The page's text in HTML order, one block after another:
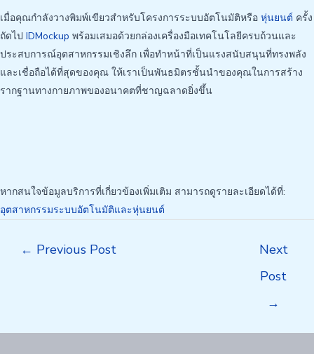
เมื่อคุณกำลังวางพิมพ์เขียวสำหรับโครงการระบบอัตโนมัติหรือ หุ่นยนต์ ครั้ง
ถัดไป IDMockup พร้อมเสมอด้วยกล่องเครื่องมือเทคโนโลยีครบถ้วนและ
ประสบการณ์อุตสาหกรรมเชิงลึก เพื่อทำหน้าที่เป็นแรงสนับสนุนที่ทรงพลัง
และเชื่อถือได้ที่สุดของคุณ ให้เราเป็นพันธมิตรชั้นนำของคุณในการสร้าง
รากฐานทางกายภาพของอนาคตที่ชาญฉลาดยิ่งขึ้น
หากสนใจข้อมูลบริการที่เกี่ยวข้องเพิ่มเติม สามารถดูรายละเอียดได้ที่:
อุตสาหกรรมระบบอัตโนมัติและหุ่นยนต์
← Previous Post
Next
Post
→